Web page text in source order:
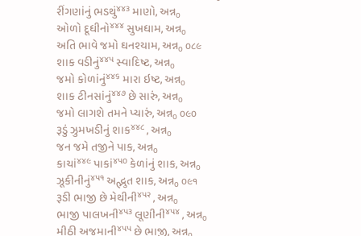
રીંગણાંનું ભડથું૪૪૩ માણો, અન્ન૦
ઓળો દૂધીનો૪૪૪ સુખધામ, અન્ન૦
અતિ ભાવે જમો ઘનશ્યામ, અન્ન૦ ૦૮૯
શાકવડીનું૪૪૫ સ્વાદિષ્ટ, અન્ન૦
જમો કોળાંનું૪૪૬ મારા ઇષ્ટ, અન્ન૦
શાકટીનસાંનું૪૪૭ છે સારું, અન્ન૦
જમો લાગશે તમને પ્યારું, અન્ન૦ ૦૯૦
રૂડુંઝુમખડીનું શાક૪૪૮ , અન્ન૦
જન જમે તજીને પાક, અન્ન૦
કાચાં૪૪૯ પાકાં૪૫૦ કેળાંનું શાક, અન્ન૦
ઝૂકીનીનું૪૫૧ અદ્ભુત શાક, અન્ન૦ ૦૯૧
રૂડી ભાજી છે મેથીની૪૫૨ , અન્ન૦
ભાજી પાલખની૪૫૩ લૂણીની૪૫૪ , અન્ન૦
૪૫૫